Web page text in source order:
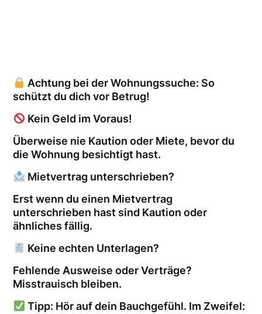
Achtung bei der Wohnungssuche: So
schützt du dich vor Betrug!
Kein Geld im Voraus!
Überweise nie Kaution oder Miete, bevor du
die Wohnung besichtigt hast.
Mietvertrag unterschrieben?
Erst wenn du einen Mietvertrag
unterschrieben hast sind Kaution oder
ähnliches fällig.
Keine echten Unterlagen?
Fehlende Ausweise oder Verträge?
Misstrauisch bleiben.
Tipp: Hör auf dein Bauchgefühl. Im Zweifel: